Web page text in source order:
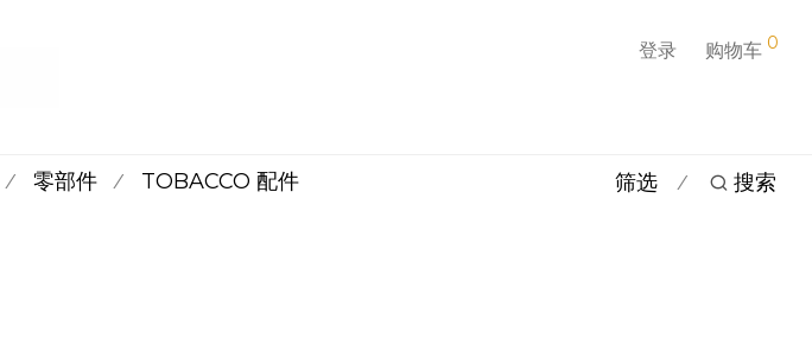
登录 购物车 0
筛选 ⁄ 搜索
⁄ 零部件 ⁄ TOBACCO 配件